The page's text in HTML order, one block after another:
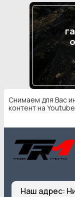
Снимаем для Вас
контент на Youtube
Наш адрес: